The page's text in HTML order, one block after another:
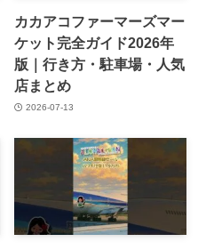
カカアコファーマーズマー
ケット完全ガイド2026年
版｜行き方・駐車場・人気
店まとめ
2026-07-13